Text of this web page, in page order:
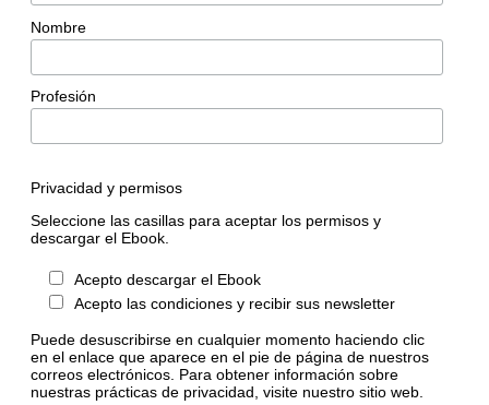
Nombre
Profesión
Privacidad y permisos
Seleccione las casillas para aceptar los permisos y
descargar el Ebook.
Acepto descargar el Ebook
Acepto las condiciones y recibir sus newsletter
Puede desuscribirse en cualquier momento haciendo clic
en el enlace que aparece en el pie de página de nuestros
correos electrónicos. Para obtener información sobre
nuestras prácticas de privacidad, visite nuestro sitio web.